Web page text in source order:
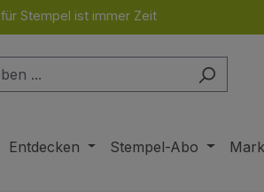
für Stempel ist immer Zeit
Entdecken Stempel-Abo